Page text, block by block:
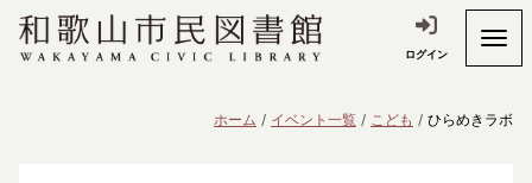
ログイン
ホーム イベント一覧 こども ひらめきラボ